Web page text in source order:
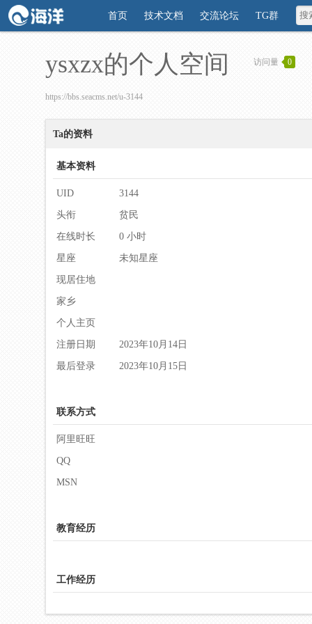
首页 技术文档 交流论坛 TG群
ysxzx的个人空间 访问量 0
https://bbs.seacms.net/u-3144
Ta的资料
基本资料
UID 3144
头衔 贫民
在线时长 0 小时
星座 未知星座
现居住地
家乡
个人主页
注册日期 2023年10月14日
最后登录 2023年10月15日
联系方式
阿里旺旺
QQ
MSN
教育经历
工作经历